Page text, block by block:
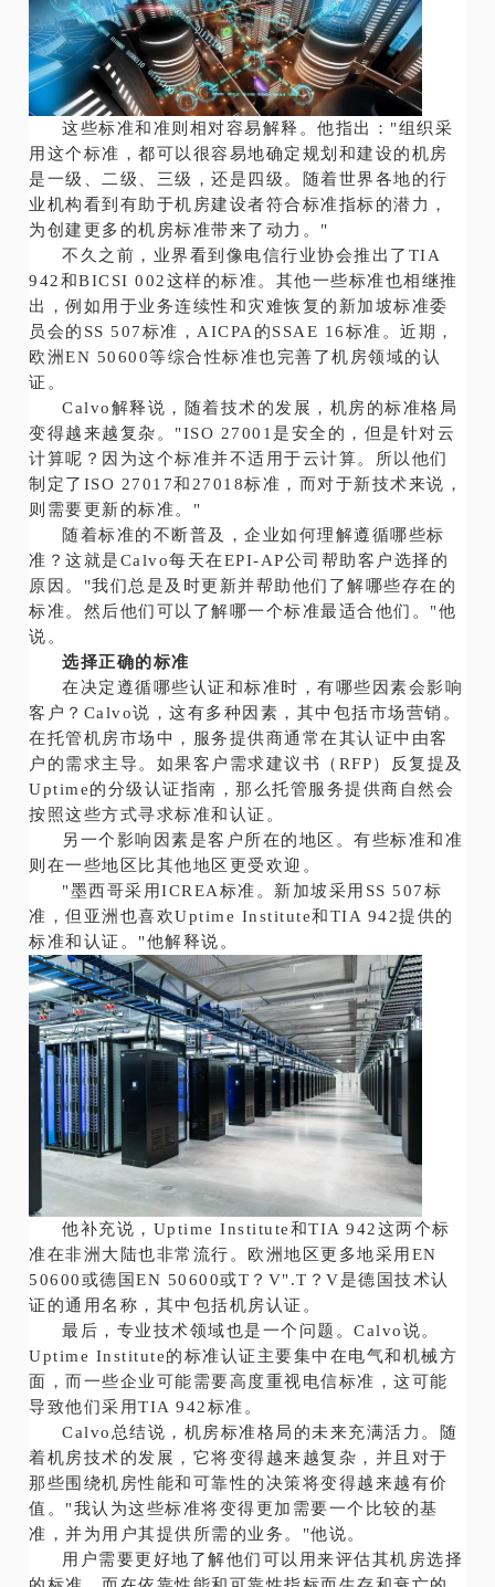
这些标准和准则相对容易解释。他指出："组织采
用这个标准，都可以很容易地确定规划和建设的机房
是一级、二级、三级，还是四级。随着世界各地的行
业机构看到有助于机房建设者符合标准指标的潜力，
为创建更多的机房标准带来了动力。"
不久之前，业界看到像电信行业协会推出了TIA
942和BICSI 002这样的标准。其他一些标准也相继推
出，例如用于业务连续性和灾难恢复的新加坡标准委
员会的SS 507标准，AICPA的SSAE 16标准。近期，
欧洲EN 50600等综合性标准也完善了机房领域的认
证。
Calvo解释说，随着技术的发展，机房的标准格局
变得越来越复杂。"ISO 27001是安全的，但是针对云
计算呢？因为这个标准并不适用于云计算。所以他们
制定了ISO 27017和27018标准，而对于新技术来说，
则需要更新的标准。"
随着标准的不断普及，企业如何理解遵循哪些标
准？这就是Calvo每天在EPI-AP公司帮助客户选择的
原因。"我们总是及时更新并帮助他们了解哪些存在的
标准。然后他们可以了解哪一个标准最适合他们。"他
说。
选择正确的标准
在决定遵循哪些认证和标准时，有哪些因素会影响
客户？Calvo说，这有多种因素，其中包括市场营销。
在托管机房市场中，服务提供商通常在其认证中由客
户的需求主导。如果客户需求建议书（RFP）反复提及
Uptime的分级认证指南，那么托管服务提供商自然会
按照这些方式寻求标准和认证。
另一个影响因素是客户所在的地区。有些标准和准
则在一些地区比其他地区更受欢迎。
"墨西哥采用ICREA标准。新加坡采用SS 507标
准，但亚洲也喜欢Uptime Institute和TIA 942提供的
标准和认证。"他解释说。
他补充说，Uptime Institute和TIA 942这两个标
准在非洲大陆也非常流行。欧洲地区更多地采用EN
50600或德国EN 50600或T？V".T？V是德国技术认
证的通用名称，其中包括机房认证。
最后，专业技术领域也是一个问题。Calvo说。
Uptime Institute的标准认证主要集中在电气和机械方
面，而一些企业可能需要高度重视电信标准，这可能
导致他们采用TIA 942标准。
Calvo总结说，机房标准格局的未来充满活力。随
着机房技术的发展，它将变得越来越复杂，并且对于
那些围绕机房性能和可靠性的决策将变得越来越有价
值。"我认为这些标准将变得更加需要一个比较的基
准，并为用户其提供所需的业务。"他说。
用户需要更好地了解他们可以用来评估其机房选择